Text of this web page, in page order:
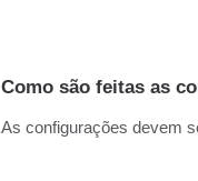
Como são feitas as
As configurações devem